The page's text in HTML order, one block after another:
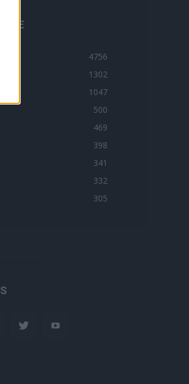
4756
1302
1047
500
469
398
341
332
305